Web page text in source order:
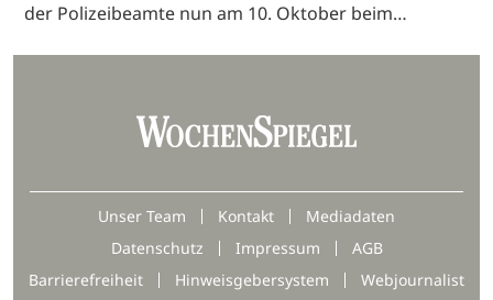
der Polizeibeamte nun am 10. Oktober beim…
Unser Team Kontakt
Mediadaten
Datenschutz
Impressum
AGB
Barrierefreiheit
Hinweisgebersystem Webjournalist